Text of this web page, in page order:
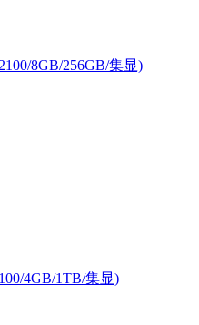
8GB/256GB/集显)
4GB/1TB/集显)